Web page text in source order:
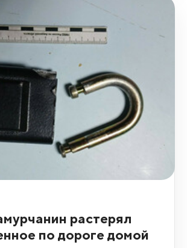
растерял
по дороге домой